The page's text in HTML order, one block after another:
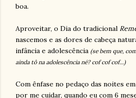
boa.
Aproveitar, o Dia do tradicional
nascemos e as dores de cabeça
infância e adolescência (se bem que,
ainda tô na adolescência né? cof cof cof...)
Com ênfase no pedaço das noites
por me cuidar, quando eu com 6